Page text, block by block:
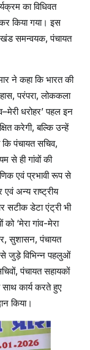
का विधिवत
कर किया गया। इस
समन्वयक, पंचायत
ने कहा कि भारत की
परंपरा, लोककला
धरोहर’ पहल इन
करेगी, बल्कि उन्हें
कि पंचायत सचिव,
से ही गांवों की
एवं प्रभावी रूप से
अन्य राष्ट्रीय
सटीक डेटा एंट्री भी
‘मेरा गांव-मेरा
सुशासन, पंचायत
से जुड़े विभिन्न पहलुओं
पंचायत सहायकों
साथ कार्य करते हुए
किया।